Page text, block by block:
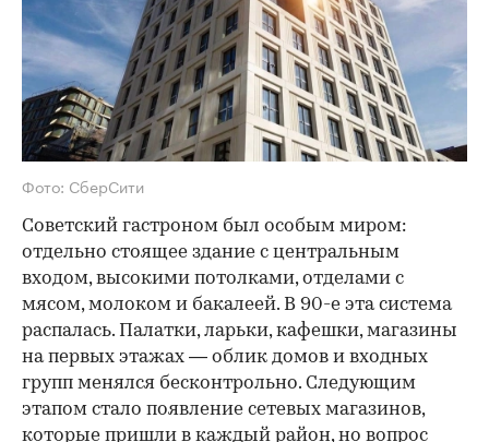
Фото: СберСити
Советский гастроном был особым миром:
отдельно стоящее здание с центральным
входом, высокими потолками, отделами с
мясом, молоком и бакалеей. В 90-е эта система
распалась. Палатки, ларьки, кафешки, магазины
на первых этажах — облик домов и входных
групп менялся бесконтрольно. Следующим
этапом стало появление сетевых магазинов,
которые пришли в каждый район, но вопрос